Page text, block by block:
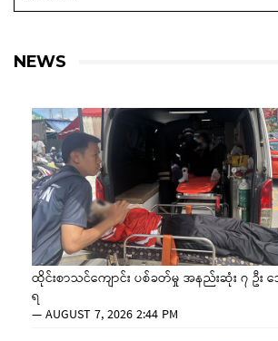
NEWS
ထိုင်းစာသင်ကျောင်း ပစ်ခတ်မှု အနည်းဆုံး ၇ ဦး သ
ရ
—AUGUST 7, 2026 2:44 PM